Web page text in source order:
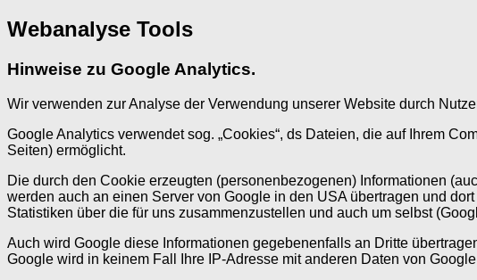
Webanalyse Tools
Hinweise zu Google Analytics.
Wir verwenden zur Analyse der Verwendung unserer Website durch
Google Analytics verwendet sog. „Cookies“, ds Dateien, die auf Ihrem
Seiten) ermöglicht.
Die durch den Cookie erzeugten (personenbezogenen) Informationen
werden auch an einen Server von Google in den USA übertragen und
Statistiken über die für uns zusammenzustellen und auch um selbst
Auch wird Google diese Informationen gegebenenfalls an Dritte
Google wird in keinem Fall Ihre IP-Adresse mit anderen Daten von